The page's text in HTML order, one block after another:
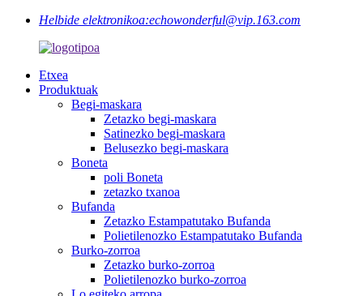
Helbide elektronikoa:echowonderful@vip.163.com
Etxea
Produktuak
Begi-maskara
Zetazko begi-maskara
Satinezko begi-maskara
Belusezko begi-maskara
Boneta
poli Boneta
zetazko txanoa
Bufanda
Zetazko Estampatutako Bufanda
Polietilenozko Estampatutako Bufanda
Burko-zorroa
Zetazko burko-zorroa
Polietilenozko burko-zorroa